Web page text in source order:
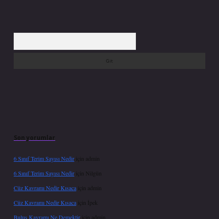
Son yorumlar
6 Sınıf Terim Sayısı Nedir için
admin
6 Sınıf Terim Sayısı Nedir için Nilgün
Cüz Kavramı Nedir Kısaca için
admin
Cüz Kavramı Nedir Kısaca için İpek
Buluş Kavramı Ne Demektir için admin